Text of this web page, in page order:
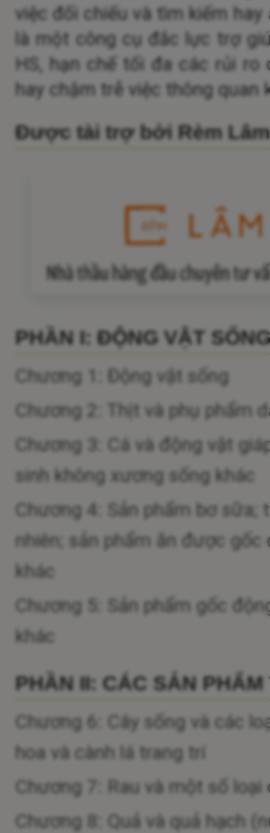
việc đối chiếu và tìm kiếm
là một công cụ đắc lực trợ
HS, hạn chế tối đa các rủi
hay chậm trễ việc thông quan
Được tài trợ bởi Rèm
PHẦN I: ĐỘNG VẬT
Chương 1: Động vật sống
Chương 2: Thịt và phụ phẩm
Chương 3: Cá và động vật
sinh không xương sống khác
Chương 4: Sản phẩm bơ
nhiên; sản phẩm ăn được
khác
Chương 5: Sản phẩm gốc
khác
PHẦN II: CÁC SẢN
Chương 6: Cây sống và các
hoa và cành lá trang trí
Chương 7: Rau và một số
Chương 8: Quả và quả hạch